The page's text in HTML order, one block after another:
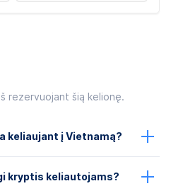
rezervuojant šią kelionę.
keliaujant į Vietnamą?
kryptis keliautojams?